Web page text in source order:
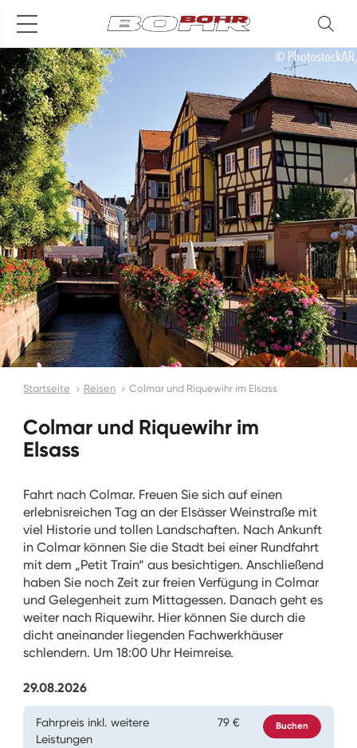
Startseite Reisen Colmar und Riquewihr im Elsass
Colmar und Riquewihr im
Elsass
Fahrt nach Colmar. Freuen Sie sich auf einen
erlebnisreichen Tag an der Elsässer Weinstraße mit
viel Historie und tollen Landschaften. Nach Ankunft
in Colmar können Sie die Stadt bei einer Rundfahrt
mit dem „Petit Train“ aus besichtigen. Anschließend
haben Sie noch Zeit zur freien Verfügung in Colmar
und Gelegenheit zum Mittagessen. Danach geht es
weiter nach Riquewihr. Hier können Sie durch die
dicht aneinander liegenden Fachwerkhäuser
schlendern. Um 18:00 Uhr Heimreise.
29.08.2026
Fahrpreis inkl. weitere
Leistungen
79 € Buchen